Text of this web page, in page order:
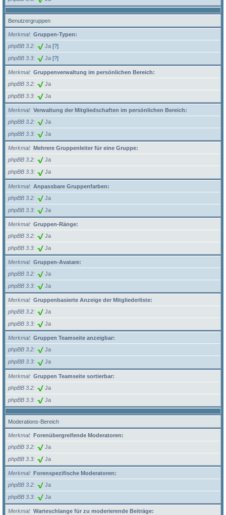
Benutzergruppen
Merkmal
Gruppen-Typen:
phpBB 3.2
Ja [?]
phpBB 3.3 Ja [?]
Merkmal
Gruppenverwaltung im persönlichen Bereich:
phpBB 3.2
Ja
phpBB 3.3 Ja
Merkmal
Verwaltung der Mitgliedschaften im persönlichen Bereich:
phpBB 3.2
Ja
phpBB 3.3 Ja
Merkmal
Mehrere Gruppenleiter für eine Gruppe:
phpBB 3.2
Ja
phpBB 3.3 Ja
Merkmal
Anpassbare Gruppenfarben:
phpBB 3.2
Ja
phpBB 3.3 Ja
Merkmal
Gruppen-Ränge:
phpBB 3.2
Ja
phpBB 3.3 Ja
Merkmal
Gruppen-Avatare:
phpBB 3.2
Ja
phpBB 3.3 Ja
Merkmal
Gruppenbasierte Anzeige der Mitgliederliste:
phpBB 3.2
Ja
phpBB 3.3 Ja
Merkmal
Gruppen Teamseite anzeigbar:
phpBB 3.2
Ja
phpBB 3.3 Ja
Merkmal
Gruppen Teamseite sortierbar:
phpBB 3.2
Ja
phpBB 3.3 Ja
Moderations-Bereich
Merkmal
Forenübergreifende Moderatoren:
phpBB 3.2
Ja
phpBB 3.3 Ja
Merkmal
Forenspezifische Moderatoren:
phpBB 3.2
Ja
phpBB 3.3 Ja
Merkmal
Warteschlange für zu moderierende Beiträge: